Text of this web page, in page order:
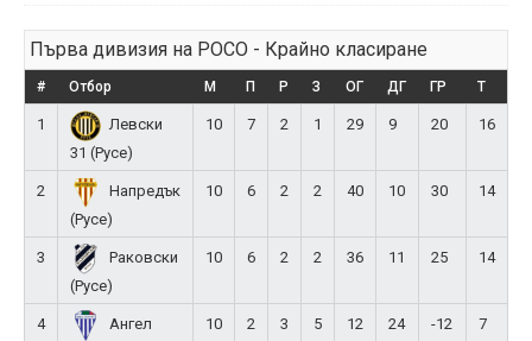
Първа дивизия на РОСО - Крайно класиране
# Отбор М П Р З ОГ ДГ ГР Т
1
Левски
31 (Русе)
10 7 2 1 29 9 20 16
2
Напредък
(Русе)
10 6 2 2 40 10 30 14
3
Раковски
(Русе)
10 6 2 2 36 11 25 14
4
Ангел
10 2 3 5 12 24 -12 7